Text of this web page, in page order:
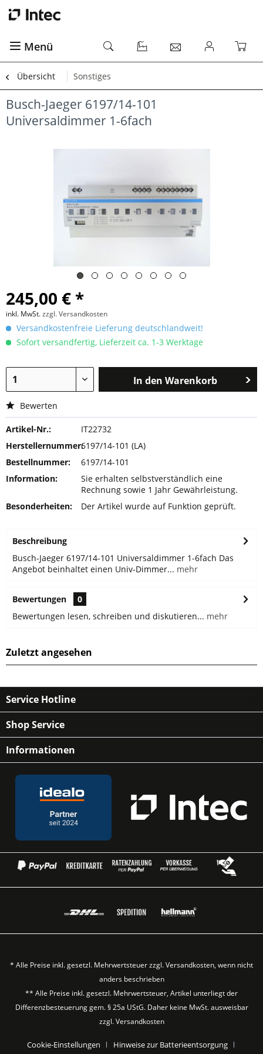
Menü
Übersicht Sonstiges
Busch-Jaeger 6197/14-101
Universaldimmer 1-6fach
245,00 € *
inkl. MwSt.zzgl. Versandkosten
Versandkostenfreie Lieferung deutschlandweit!
Sofort versandfertig, Lieferzeit ca. 1-3 Werktage
In den Warenkorb
Bewerten
Artikel-Nr.:
IT22732
Herstellernummer:6197/14-101 (LA)
Bestellnummer:
6197/14-101
Information:
Sie erhalten selbstverständlich eine
Rechnung sowie 1 Jahr Gewährleistung.
Besonderheiten:
Der Artikel wurde auf Funktion geprüft.
Beschreibung
Busch-Jaeger 6197/14-101 Universaldimmer 1-6fach Das
Angebot beinhaltet einen Univ-Dimmer... mehr
Bewertungen
0
Bewertungen lesen, schreiben und diskutieren... mehr
Zuletzt angesehen
Service Hotline
Shop Service
Informationen
* Alle Preise inkl. gesetzl. Mehrwertsteuer zzgl.Versandkosten, wenn nicht
anders beschrieben
** Alle Preise inkl. gesetzl. Mehrwertsteuer, Artikel unterliegt der
Differenzbesteuerung gem. § 25a UStG. Daher keine MwSt. ausweisbar
zzgl.Versandkosten
Cookie-Einstellungen Hinweise zur Batterieentsorgung